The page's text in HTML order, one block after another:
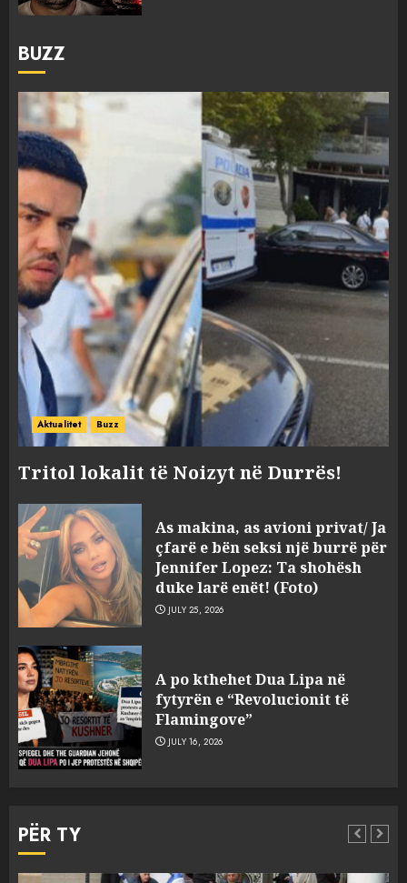
BUZZ
Aktualitet Buzz
Tritol lokalit të Noizyt në Durrës!
As makina, as avioni privat/ Ja
çfarë e bën seksi një burrë për
Jennifer Lopez: Ta shohësh
duke larë enët! (Foto)
JULY 25, 2026
A po kthehet Dua Lipa në
fytyrën e “Revolucionit të
Flamingove”
JULY 16, 2026
PËR TY
3
Sherr në burgun e Fierit, dy të
burgosur përfundojnë në
spital! (Emrat)
AUGUST 8, 2026
4
zjarri një 38-vjeçar/ Kapet në
flagrancë autori i dyshuar në
Kavajë! (Emrat)